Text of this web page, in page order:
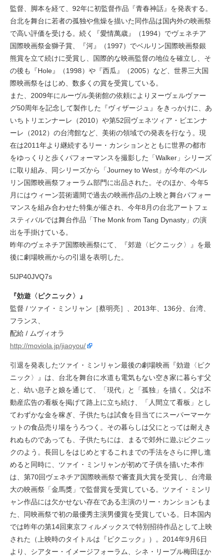
監督、脚本を経て、92年に初監督作品『青春神話』を発表する。
台北を舞台に若者の孤独や焦燥を描いた同作品は国内外の映画祭
で高い評価を受ける。続く『愛情萬歳』（1994）でヴェネチア
国際映画祭金獅子賞、『河』（1997）でベルリン国際映画祭銀
熊賞を立て続けに受賞し、国際的な映画監督の地位を確立し、そ
の後も『Hole』（1998）や『西瓜』（2005）など、世界三大国
際映画祭をはじめ、数多くの賞を受賞している。
また、2009年にルーヴル美術館の依頼によりヌーヴェルヴァー
グ50周年を記念して製作した『ヴィザージュ』をきっかけに、あ
いちトリエンナーレ（2010）や第52回ヴェネツィア・ビエンナ
ーレ（2012）の台湾館など、美術の領域での発表を行なう。現
在は2011年より継続するリー・カンションとともに世界の都市
をゆっくりと歩くパフォーマンスを撮影した「Walker」シリーズ
に取り組み、同シリーズから「Journey to West」が今年のベル
リン国際映画祭フォーラム部門に出品された。そのほか、今年5
月にはウィーン芸術週間で過去の映画作品の上映と舞台パフォー
マンスを組み合わせた特集が催され、今年8月の台北アートフェ
スティバルでは舞台作品「The Monk from Tang Dynasty」の演
出を手掛けている。
昨年のヴェネチア国際映画祭にて、『郊遊〈ピクニック〉』を最
後に劇場映画からの引退を表明した。
5lJP40JVQ7s
『効遊〈ピクニック〉』
監督 / ツァイ・ミンリャン［蔡明亮］、2013年、136分、台湾、
フランス、
配給 / ムヴィオラ
http://moviola.jp/jiaoyou/
引退を発表したツァイ・ミンリャン最後の劇場映画『効遊〈ピク
ニック〉』は、台北を舞台に水道も電気もない空き家に暮らす父
と、幼い息子と娘を通じて、「現代」と「孤独」を描く。父は不
動産広告の看板を掲げて路上に立ち続け、「人間立て看板」とし
てわずかな金を稼ぎ、子供たちは試食を目当てにスーパーマーケ
ットの食品売り場をうろつく。その暮らしは父にとっては耐えき
れぬものであっても、子供たちには、まるで郊外に遊ぶピクニッ
クのよう。長回しをはじめとするこれまでの手法をさらに押し進
めると同時に、ツァイ・ミンリャンが初めて子供を描いた本作
は、第70回ヴェネチア国際映画祭で審査員大賞を受賞し、台湾最
大の映画祭「金馬獎」で監督賞を受賞している。ツァイ・ミンリ
ャン作品には欠かせない存在である主演のリー・カンションもま
た、同映画祭で初の最優秀主演男優賞を受賞している。日本国内
では昨年の第14回東京フィルメックスで特別招待作品として上映
された（上映時のタイトルは『ピクニック』）。2014年9月6日
より、シアター・イメージフォーラム、シネ・リーブル梅田ほか